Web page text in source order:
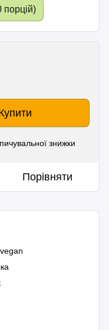
порцій)
знижки
Порівняти